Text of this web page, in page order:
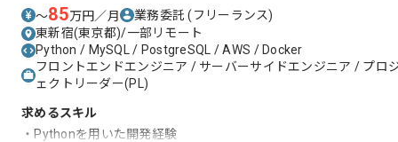
〜85万円／月 業務委託(フリーランス)
東新宿(東京都)/一部リモート
Python / MySQL / PostgreSQL / AWS / Docker
フロントエンドエンジニア / サーバーサイドエンジニア / プロ
ェクトリーダー(PL)
求めるスキル
・Pythonを用いた開発経験